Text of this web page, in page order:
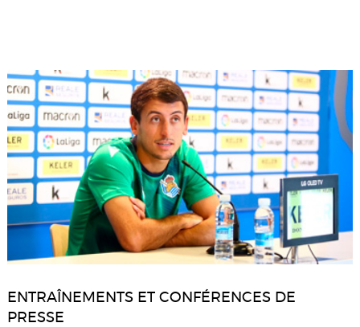
ENTRAÎNEMENTS ET CONFÉRENCES DE
PRESSE